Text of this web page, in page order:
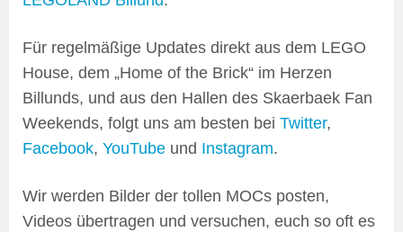
Für regelmäßige Updates direkt aus dem LEGO
House, dem „Home of the Brick“ im Herzen
Billunds, und aus den Hallen des Skaerbaek Fan
Weekends, folgt uns am besten bei Twitter,
Facebook, YouTube und Instagram.
Wir werden Bilder der tollen MOCs posten,
Videos übertragen und versuchen, euch so oft es